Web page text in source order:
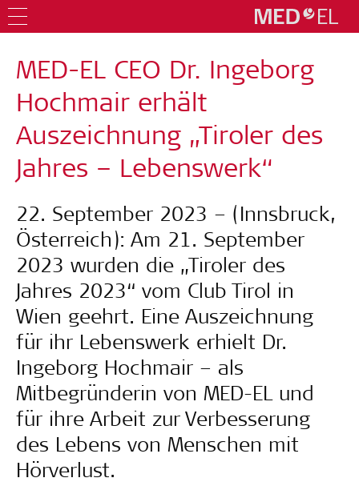
MED-EL CEO Dr. Ingeborg
Hochmair erhält
Auszeichnung „Tiroler des
Jahres – Lebenswerk“
22. September 2023 – (Innsbruck,
Österreich): Am 21. September
2023 wurden die „Tiroler des
Jahres 2023“ vom Club Tirol in
Wien geehrt. Eine Auszeichnung
für ihr Lebenswerk erhielt Dr.
Ingeborg Hochmair – als
Mitbegründerin von MED-EL und
für ihre Arbeit zur Verbesserung
des Lebens von Menschen mit
Hörverlust.